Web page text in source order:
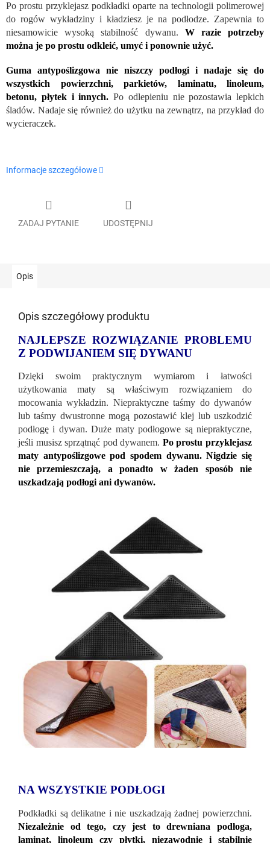
Po prostu przyklejasz podkładki oparte na technologii polimerowej
do rogów wykładziny i kładziesz je na podłodze. Zapewnia to
niesamowicie wysoką stabilność dywanu. W razie potrzeby
można je po prostu odkleić, umyć i ponownie użyć.
Guma antypoślizgowa nie niszczy podłogi i nadaje się do
wszystkich powierzchni, parkietów, laminatu, linoleum,
betonu, płytek i innych. Po odlepieniu nie pozostawia lepkich
śladów. Nadaje się również do użytku na zewnątrz, na przykład do
wycieraczek.
Informacje szczegółowe
ZADAJ PYTANIE UDOSTĘPNIJ
Opis
Opis szczegółowy produktu
NAJLEPSZE ROZWIĄZANIE PROBLEMU
Z PODWIJANIEM SIĘ DYWANU
Dzięki swoim praktycznym wymiarom i łatwości
użytkowania maty są właściwym rozwiązaniem do
mocowania wykładzin. Niepraktyczne taśmy do dywanów
lub taśmy dwustronne mogą pozostawić klej lub uszkodzić
podłogę i dywan. Duże maty podłogowe są niepraktyczne,
jeśli musisz sprzątnąć pod dywanem. Po prostu przyklejasz
maty antypoślizgowe pod spodem dywanu. Nigdzie się
nie przemieszczają, a ponadto w żaden sposób nie
uszkadzają podłogi ani dywanów.
NA WSZYSTKIE PODŁOGI
Podkładki są delikatne i nie uszkadzają żadnej powierzchni.
Niezależnie od tego, czy jest to drewniana podłoga,
laminat, linoleum czy płytki, niezawodnie i stabilnie